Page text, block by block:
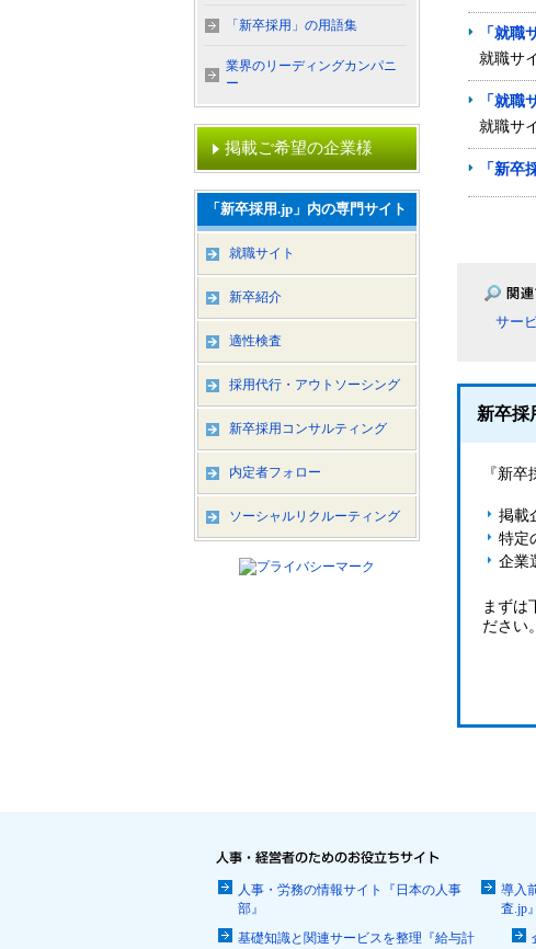
「就職
就職サ
「就職
就職サ
「新卒
サー
新卒採
『新
掲載
特定
企業
まずは
ださい。
「新卒採用」の用語集
業界のリーディングカンパニ
ー
掲載ご希望の企業様
「新卒採用.jp」内の専門サイト
就職サイト
新卒紹介
適性検査
採用代行・アウトソーシング
新卒採用コンサルティング
内定者フォロー
ソーシャルリクルーティング
人事・労務の情報サイト『日本の人事
部』
導入
査.jp』
基礎知識と関連サービスを整理『給与計